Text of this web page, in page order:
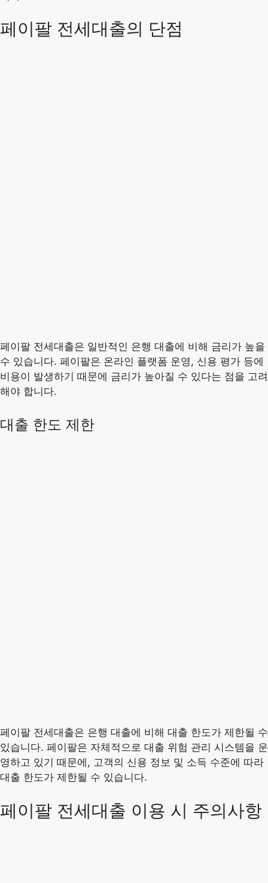
페이팔 전세대출의 단점
페이팔 전세대출은 일반적인 은행 대출에 비해 금리가 높을
수 있습니다. 페이팔은 온라인 플랫폼 운영, 신용 평가 등에
비용이 발생하기 때문에 금리가 높아질 수 있다는 점을 고려
해야 합니다.
대출 한도 제한
페이팔 전세대출은 은행 대출에 비해 대출 한도가 제한될 수
있습니다. 페이팔은 자체적으로 대출 위험 관리 시스템을 운
영하고 있기 때문에, 고객의 신용 정보 및 소득 수준에 따라
대출 한도가 제한될 수 있습니다.
페이팔 전세대출 이용 시 주의사항